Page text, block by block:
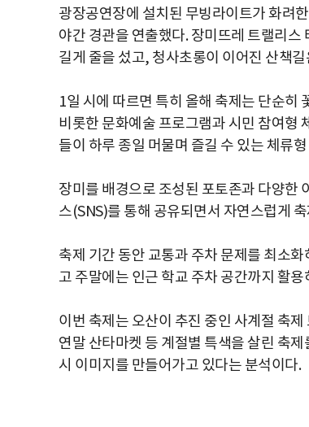
광장공연장에 설치된 무빙라이트가 화려
야간 경관을 연출했다. 장미뜨레 트랠리스
길게 줄을 섰고, 청사초롱이 이어진 산책
1일 시에 따르면 특히 올해 축제는 단순히
비롯한 문화예술 프로그램과 시민 참여형
들이 하루 종일 머물며 즐길 수 있는 체류
장미를 배경으로 조성된 포토존과 다양한
스(SNS)를 통해 공유되면서 자연스럽게
축제 기간 동안 교통과 주차 문제를 최소
고 주말에는 인근 학교 주차 공간까지 활
이번 축제는 오산이 추진 중인 사계절 축
연말 산타마켓 등 계절별 특색을 살린 축
시 이미지를 만들어가고 있다는 분석이다.